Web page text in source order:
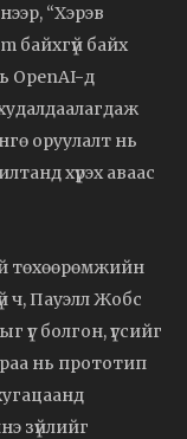
“Хэрэв
байхгүй байх
OpenAI-д
оруулалт нь
хүрэх аваас
төхөөрөмжийн
ч, Пауэлл Жобс
үг болгон, үгсийг
нь прототип
зүйлийг